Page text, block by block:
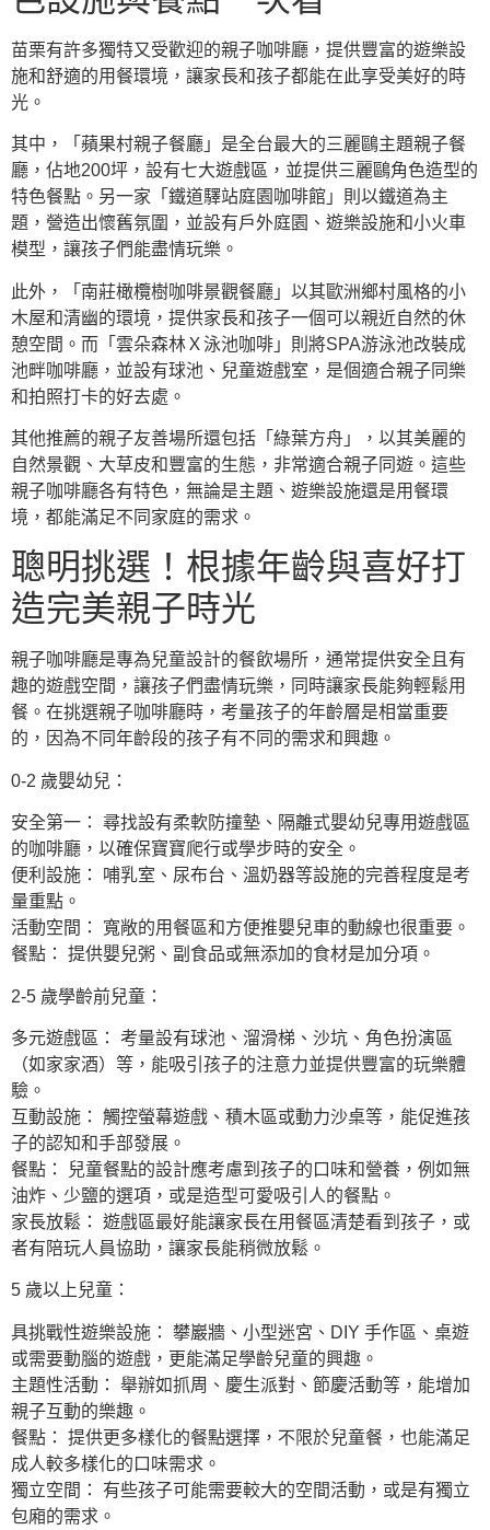
苗栗有許多獨特又受歡迎的親子咖啡廳，提供豐富的遊樂設
施和舒適的用餐環境，讓家長和孩子都能在此享受美好的時
光。
其中，「蘋果村親子餐廳」是全台最大的三麗鷗主題親子餐
廳，佔地200坪，設有七大遊戲區，並提供三麗鷗角色造型的
特色餐點。另一家「鐵道驛站庭園咖啡館」則以鐵道為主
題，營造出懷舊氛圍，並設有戶外庭園、遊樂設施和小火車
模型，讓孩子們能盡情玩樂。
此外，「南莊橄欖樹咖啡景觀餐廳」以其歐洲鄉村風格的小
木屋和清幽的環境，提供家長和孩子一個可以親近自然的休
憩空間。而「雲朵森林Ｘ泳池咖啡」則將SPA游泳池改裝成
池畔咖啡廳，並設有球池、兒童遊戲室，是個適合親子同樂
和拍照打卡的好去處。
其他推薦的親子友善場所還包括「綠葉方舟」，以其美麗的
自然景觀、大草皮和豐富的生態，非常適合親子同遊。這些
親子咖啡廳各有特色，無論是主題、遊樂設施還是用餐環
境，都能滿足不同家庭的需求。
聰明挑選！根據年齡與喜好打
造完美親子時光
親子咖啡廳是專為兒童設計的餐飲場所，通常提供安全且有
趣的遊戲空間，讓孩子們盡情玩樂，同時讓家長能夠輕鬆用
餐。在挑選親子咖啡廳時，考量孩子的年齡層是相當重要
的，因為不同年齡段的孩子有不同的需求和興趣。
0-2 歲嬰幼兒：
安全第一： 尋找設有柔軟防撞墊、隔離式嬰幼兒專用遊戲區
的咖啡廳，以確保寶寶爬行或學步時的安全。
便利設施： 哺乳室、尿布台、溫奶器等設施的完善程度是考
量重點。
活動空間： 寬敞的用餐區和方便推嬰兒車的動線也很重要。
餐點： 提供嬰兒粥、副食品或無添加的食材是加分項。
2-5 歲學齡前兒童：
多元遊戲區： 考量設有球池、溜滑梯、沙坑、角色扮演區
（如家家酒）等，能吸引孩子的注意力並提供豐富的玩樂體
驗。
互動設施： 觸控螢幕遊戲、積木區或動力沙桌等，能促進孩
子的認知和手部發展。
餐點： 兒童餐點的設計應考慮到孩子的口味和營養，例如無
油炸、少鹽的選項，或是造型可愛吸引人的餐點。
家長放鬆： 遊戲區最好能讓家長在用餐區清楚看到孩子，或
者有陪玩人員協助，讓家長能稍微放鬆。
5 歲以上兒童：
具挑戰性遊樂設施： 攀巖牆、小型迷宮、DIY 手作區、桌遊
或需要動腦的遊戲，更能滿足學齡兒童的興趣。
主題性活動： 舉辦如抓周、慶生派對、節慶活動等，能增加
親子互動的樂趣。
餐點： 提供更多樣化的餐點選擇，不限於兒童餐，也能滿足
成人較多樣化的口味需求。
獨立空間： 有些孩子可能需要較大的空間活動，或是有獨立
包廂的需求。